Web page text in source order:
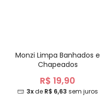
Monzi Limpa Banhados e
Chapeados
R$ 19,90
3xde R$ 6,63 sem juros